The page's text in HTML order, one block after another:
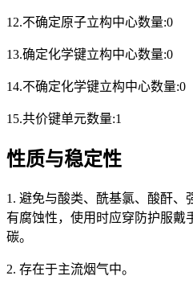
12.不确定原子立构中心数量:0
13.确定化学键立构中心数量:0
14.不确定化学键立构中心数量:0
15.共价键单元数量:1
性质与稳定性
1. 避免与酸类、酰基氯、酸酐、
有腐蚀性，使用时应穿防护服戴
碳。
2. 存在于主流烟气中。